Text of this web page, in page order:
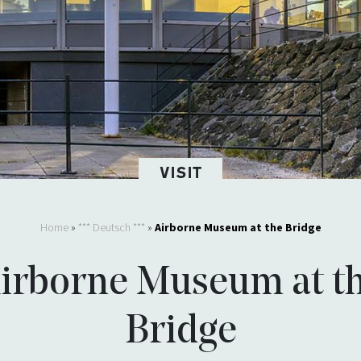
VISIT
Home» *** Deutsch *** » Airborne Museum at the Bridge
Museum at
Bridge